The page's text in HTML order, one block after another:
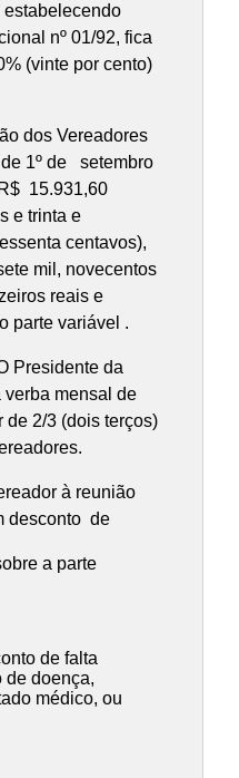
nº 01/92, fica
(vinte por cento)
dos Vereadores
1º de setembro
15.931,60
e trinta e
centavos),
mil, novecentos
reais e
parte variável .
Presidente da
verba mensal de
de 2/3 (dois terços)
à reunião
desconto de
a parte
de falta
de doença,
médico, ou